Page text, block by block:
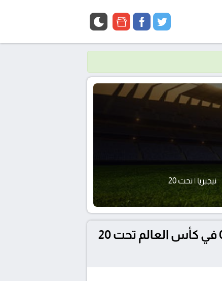
twitter
facebook
google
نيجيريا | تحت 20
تفاصيل وموعد مباراة الأرجنتين تحت 20 و نيجيريا تحت 20 بتاريخ 2025-10-08 في كأس العالم تحت 20